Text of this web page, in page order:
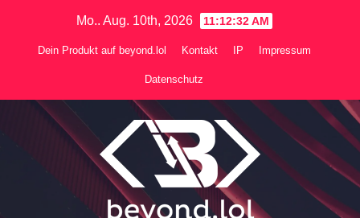
Mo.. Aug. 10th, 2026 11:12:32 AM
Dein Produkt auf beyond.lol Kontakt IP Impressum
Datenschutz